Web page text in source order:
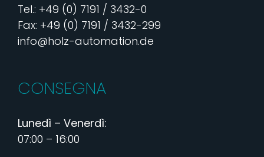
Tel.: +49 (0) 7191 / 3432-0
Fax: +49 (0) 7191 / 3432-299
info@holz-automation.de
CONSEGNA
Lunedì – Venerdì:
07:00 – 16:00